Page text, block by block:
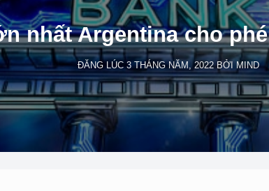
nhất Argentina cho
ĐĂNG LÚC 3 THÁNG NĂM, 2022BỞI MIND